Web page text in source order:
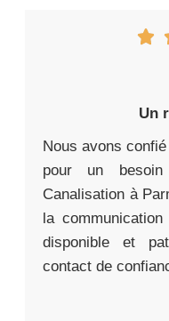
Un
Nous avons
pour un besoin
Canalisation à
la
disponible et
contact de